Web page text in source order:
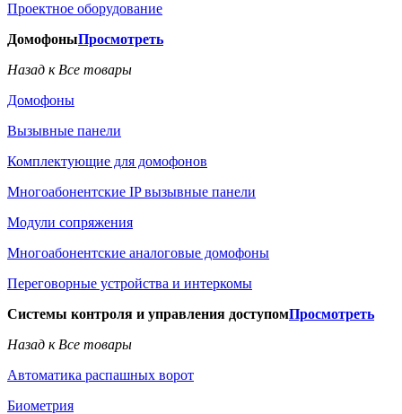
Проектное оборудование
ДомофоныПросмотреть
Назад к Все товары
Домофоны
Вызывные панели
Комплектующие для домофонов
Многоабонентские IP вызывные панели
Модули сопряжения
Многоабонентские аналоговые домофоны
Переговорные устройства и интеркомы
Системы контроля и управления доступомПросмотреть
Назад к Все товары
Автоматика распашных ворот
Биометрия